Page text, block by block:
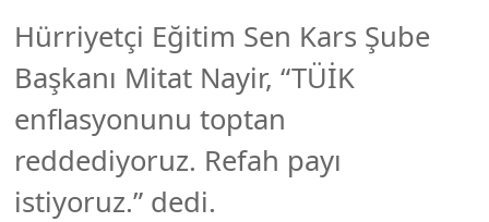
Hürriyetçi Eğitim Sen Kars Şube
Başkanı Mitat Nayir, “TÜİK
enflasyonunu toptan
reddediyoruz. Refah payı
istiyoruz.” dedi.